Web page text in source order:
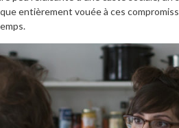
entièrement vouée à ces